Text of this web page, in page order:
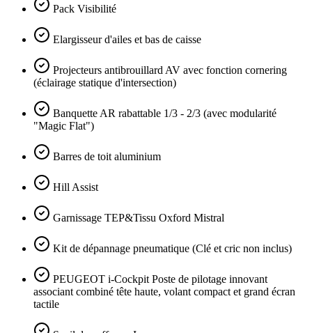
Pack Visibilité
Elargisseur d'ailes et bas de caisse
Projecteurs antibrouillard AV avec fonction cornering
(éclairage statique d'intersection)
Banquette AR rabattable 1/3 - 2/3 (avec modularité
"Magic Flat")
Barres de toit aluminium
Hill Assist
Garnissage TEP&Tissu Oxford Mistral
Kit de dépannage pneumatique (Clé et cric non inclus)
PEUGEOT i-Cockpit Poste de pilotage innovant
associant combiné tête haute, volant compact et grand écran
tactile